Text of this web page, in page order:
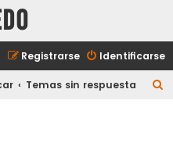
Identificarse
Registrarse
Temas sin respuesta